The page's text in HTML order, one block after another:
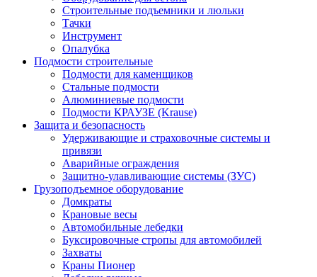
Строительные подъемники и люльки
Тачки
Инструмент
Опалубка
Подмости строительные
Подмости для каменщиков
Стальные подмости
Алюминиевые подмости
Подмости КРАУЗЕ (Krause)
Защита и безопасность
Удерживающие и страховочные системы и
привязи
Аварийные ограждения
Защитно-улавливающие системы (ЗУС)
Грузоподъемное оборудование
Домкраты
Крановые весы
Автомобильные лебедки
Буксировочные стропы для автомобилей
Захваты
Краны Пионер